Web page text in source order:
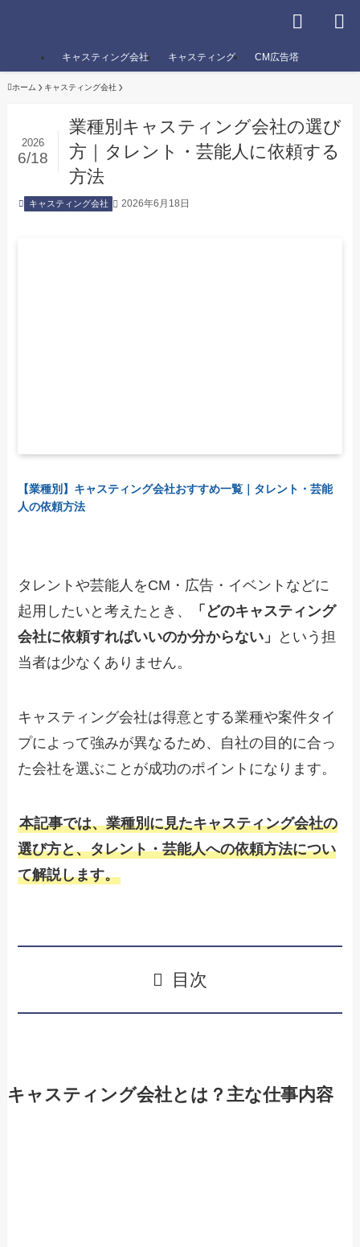
キャスティング会社 キャスティング CM広告塔
ホーム キャスティング会社
業種別キャスティング会社の選び
方｜タレント・芸能人に依頼する
方法
2026
6/18
キャスティング会社 2026年6月18日
【業種別】キャスティング会社おすすめ一覧｜タレント・芸能
人の依頼方法
タレントや芸能人をCM・広告・イベントなどに
起用したいと考えたとき、
「どのキャスティング
会社に依頼すればいいのか分からない」
という担
当者は少なくありません。
キャスティング会社は得意とする業種や案件タイ
プによって強みが異なるため、自社の目的に合っ
た会社を選ぶことが成功のポイントになります。
本記事では、業種別に見たキャスティング会社の
選び方と、タレント・芸能人への依頼方法につい
て解説します。
目次
キャスティング会社とは？主な仕事内容